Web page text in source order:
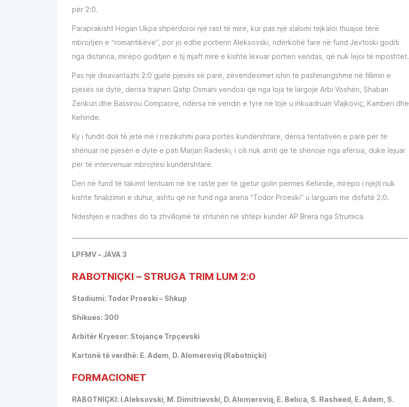
për 2:0.
Paraprakisht Hogan Ukpa shpërdoroi një rast të mirë, kur pas një slalomi tejkaloi thuajse tërë
mbrojtjen e “romantikëve”, por jo edhe portierin Aleksovski, ndërkohë fare në fund Jevtoski goditi
nga distanca, mirëpo goditjen e tij mjaft mirë e kishte lexuar portieri vendas, që nuk lejoi të mposhtet.
Pas një disavantazhi 2:0 gjatë pjesës së parë, zëvendësimet ishin të pashmangshme në fillimin e
pjesës së dytë, derisa trajneri Qatip Osmani vendosi që nga loja të largojë Arbi Voshën, Shaban
Zenkun dhe Bassirou Compaore, ndërsa në vendin e tyre në lojë u inkuadruan Vlajkoviç, Kamberi dhe
Kehinde.
Ky i fundit doli të jetë më i rrezikshmi para portës kundërshtare, derisa tentativën e parë për të
shënuar në pjesën e dytë e pati Marjan Radeski, i cili nuk arriti që të shënojë nga afërsia, duke lejuar
për të intervenuar mbrojtësi kundërshtarë.
Deri në fund të takimit tentuam në tre raste për të gjetur golin përmes Kehinde, mirëpo i njëjti nuk
kishte finalizimin e duhur, ashtu që në fund nga arena “Todor Proeski” u larguam me disfatë 2:0.
Ndeshjen e rradhës do ta zhvillojmë të shtunën në shtëpi kundër AP Brera nga Strumica.
LPFMV – JAVA 3
RABOTNIÇKI – STRUGA TRIM LUM 2:0
Stadiumi: Todor Proeski – Shkup
Shikues: 300
Arbitër Kryesor: Stojançe Trpçevski
Kartonë të verdhë: E. Adem, D. Alomeroviq (Rabotniçki)
FORMACIONET
RABOTNIÇKI: I.Aleksovski, M. Dimitrievski, D. Alomeroviq, E. Belica, S. Rasheed, E. Adem, S.